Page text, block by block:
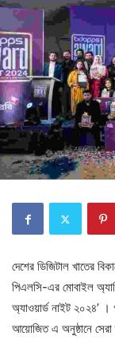
দেশের ডিজিটাল খাতের
পিএলসি-এর মোবাইল
অ্যাওয়ার্ড নাইট ২০২৪’
আয়োজিত এ অনুষ্ঠানে সেরা